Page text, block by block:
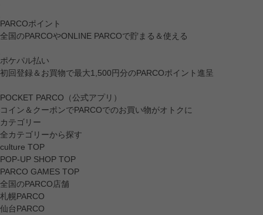
PARCOポイント
全国のPARCOやONLINE PARCOで貯まる＆使える
ポケパル払い
初回登録＆お買物で最大1,500円分のPARCOポイント進呈
POCKET PARCO（公式アプリ）
コイン＆クーポンでPARCOでのお買い物がオトクに
カテゴリー
全カテゴリーから探す
culture TOP
POP-UP SHOP TOP
PARCO GAMES TOP
全国のPARCO店舗
札幌PARCO
仙台PARCO